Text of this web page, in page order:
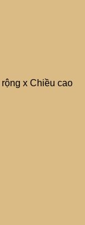
x Chiều cao